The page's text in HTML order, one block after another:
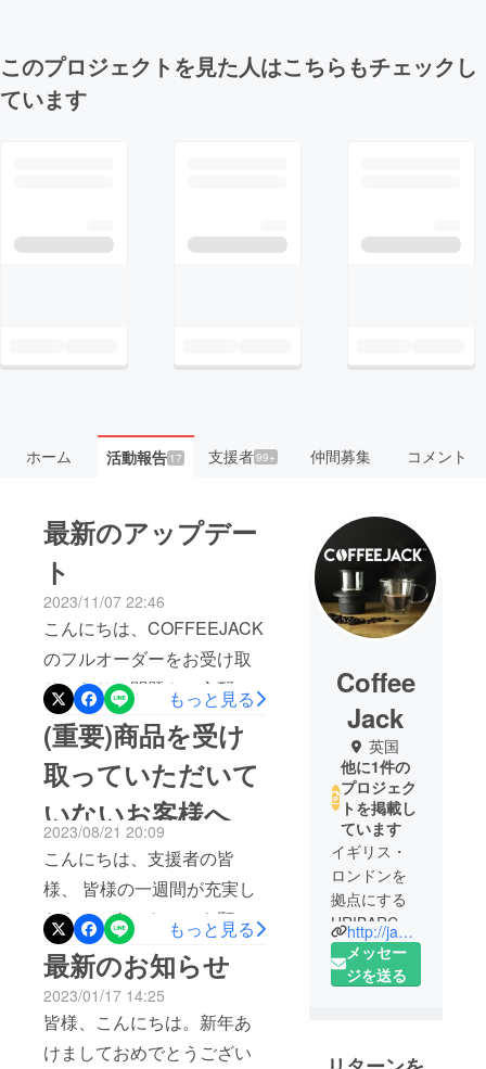
このプロジェクトを見た人はこちらもチェックし
ています
ホーム 活動報告17 支援者99+ 仲間募集 コメント
最新のアップデー
ト
2023/11/07 22:46
こんにちは、COFFEEJACK
のフルオーダーをお受け取
りになり、問題やご心配が
ないようでしたら、この先
はお読みになる必要はあり
ません。ご不明な点がござ
いましたら、このまま読み
進めてください。
**********************************
**********************************
要約（詳細な情報は下記に
記載されています。）私た
ちは、プロジェクトの履行
中、カスタマーサポートが
遅かったり、ご返信しな
もっと見る
(重要)商品を受け
取っていただいて
いないお客様へ
2023/08/21 20:09
こんにちは、支援者の皆
様、 皆様の一週間が充実し
たものであったことを願っ
ております。 現在、発送を
開始させていただいており
ますが、私たちのシステム
には支援者と住所へのリン
もっと見る
最新のお知らせ
2023/01/17 14:25
皆様、こんにちは。新年あ
けましておめでとうござい
Coffee
Jack
英国
他に1件の
プロジェク
トを掲載し
ています
イギリス・
ロンドンを
拠点にする
HRIBARCAI
Nは、ポケッ
トサイズの
http://japan.coffeejackstore.com/
メッセー
ジを送る